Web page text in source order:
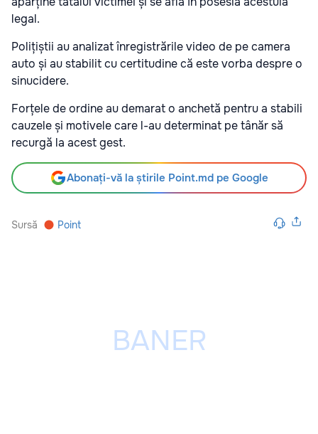
legal.
Polițiștii au analizat înregistrările video de pe camera
auto și au stabilit cu certitudine că este vorba despre o
sinucidere.
Forțele de ordine au demarat o anchetă pentru a stabili
cauzele și motivele care l-au determinat pe tânăr să
recurgă la acest gest.
Abonați-vă la știrile Point.md pe Google
Sursă Point